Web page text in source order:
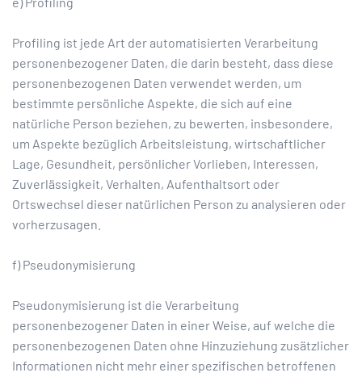
Profiling ist jede Art der automatisierten Verarbeitung
personenbezogener Daten, die darin besteht, dass diese
personenbezogenen Daten verwendet werden, um
bestimmte persönliche Aspekte, die sich auf eine
natürliche Person beziehen, zu bewerten, insbesondere,
um Aspekte bezüglich Arbeitsleistung, wirtschaftlicher
Lage, Gesundheit, persönlicher Vorlieben, Interessen,
Zuverlässigkeit, Verhalten, Aufenthaltsort oder
Ortswechsel dieser natürlichen Person zu analysieren oder
vorherzusagen.
f) Pseudonymisierung
Pseudonymisierung ist die Verarbeitung
personenbezogener Daten in einer Weise, auf welche die
personenbezogenen Daten ohne Hinzuziehung zusätzlicher
Informationen nicht mehr einer spezifischen betroffenen